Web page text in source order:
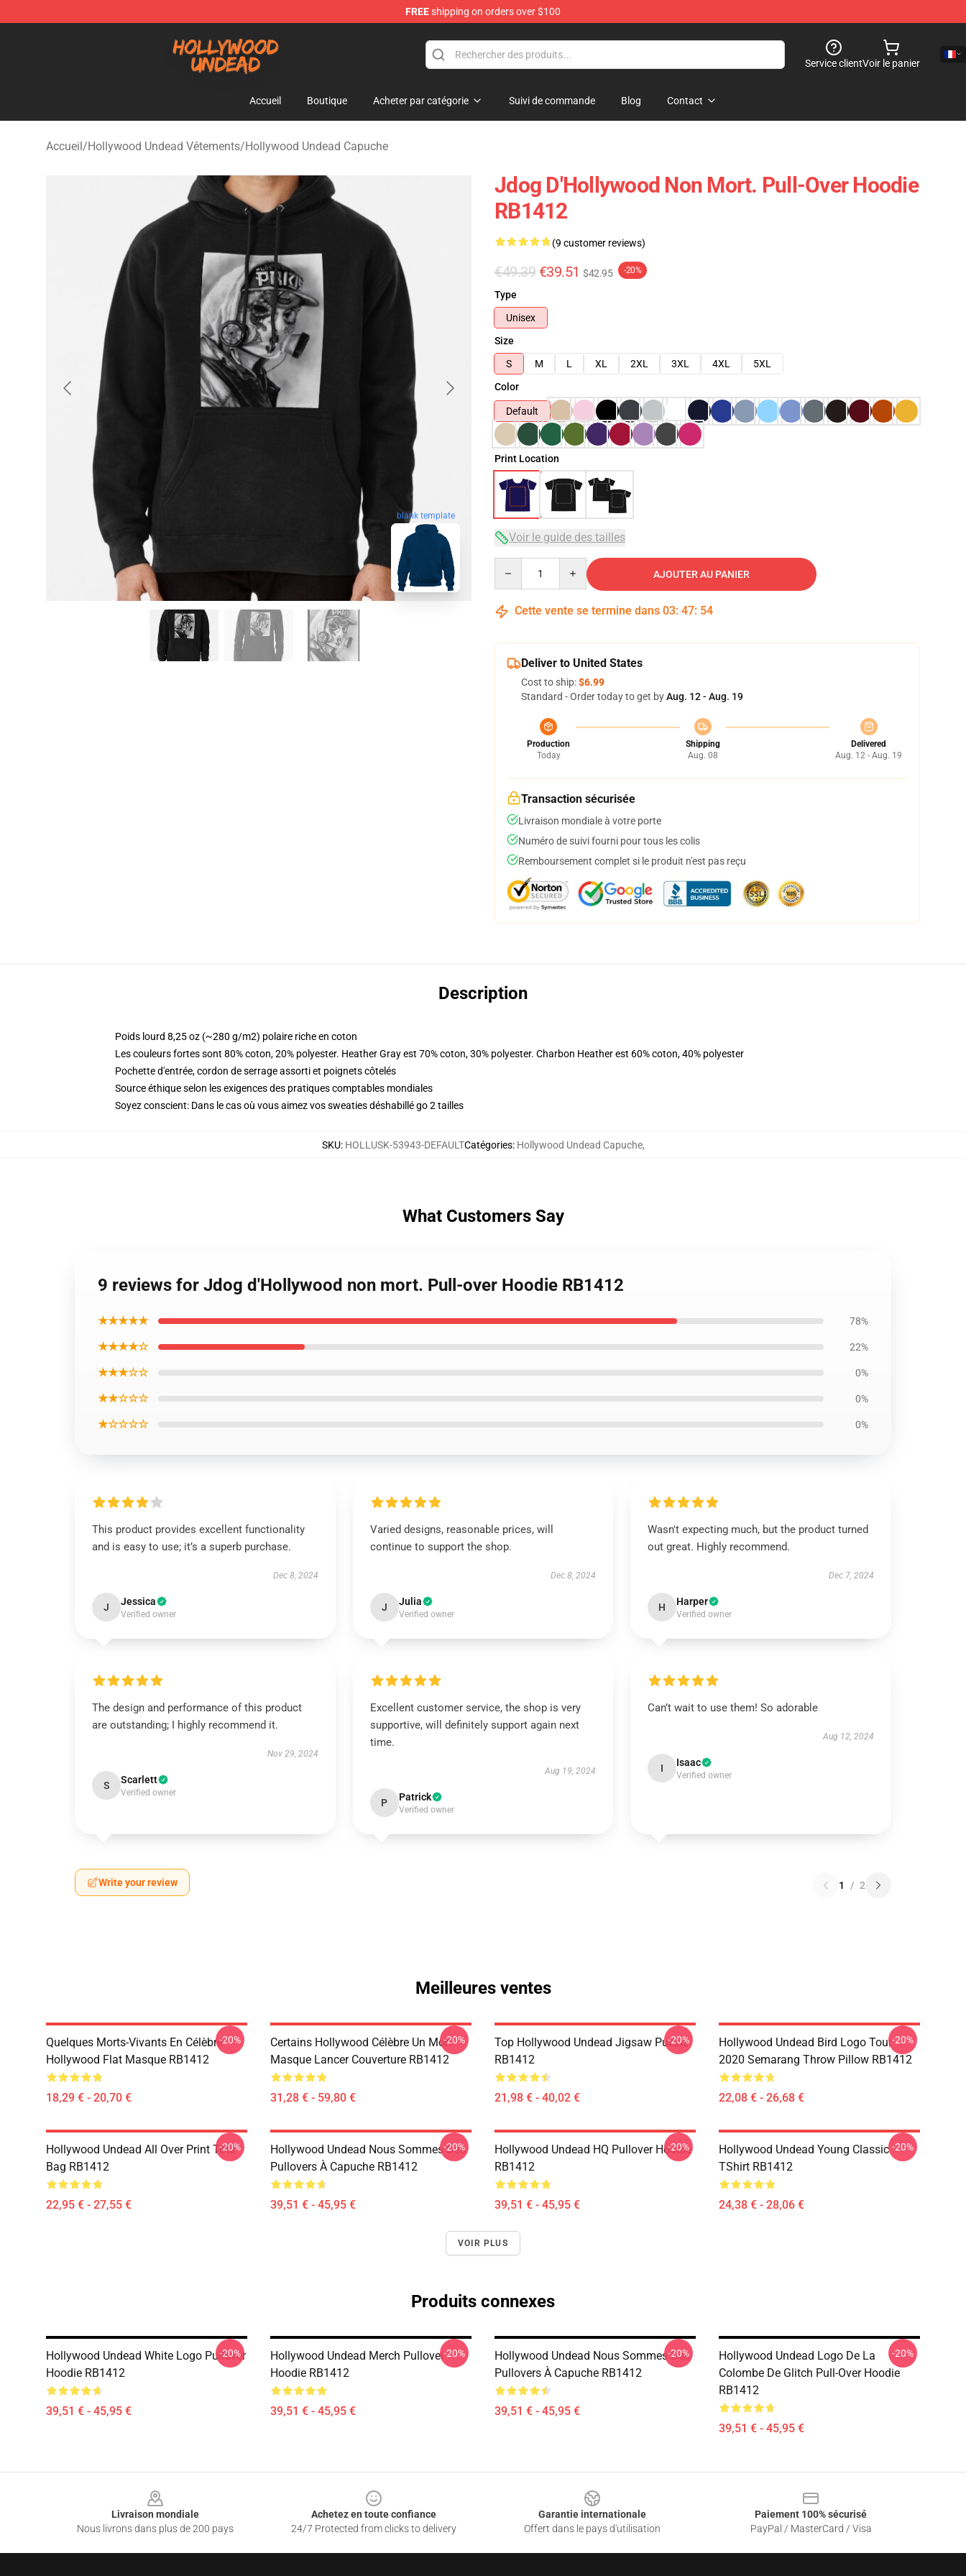
FREEshipping on orders over $100
Service clientVoir le panier
Accueil Boutique Acheter par catégorie Suivi de commande Blog Contact
Accueil/Hollywood Undead Vêtements/Hollywood Undead Capuche
blank template
Jdog D'Hollywood Non Mort. Pull-Over Hoodie
RB1412
(9 customer reviews)
€49.39 €39.51 $42.95 -20%
Type
Unisex
Size
S
M L XL 2XL 3XL 4XL
5XL
Color
Default
Print Location
Voir le guide des tailles
AJOUTER AU PANIER
Cette vente se termine dans 03: 47: 53
Deliver to United States
Cost to ship:$6.99
Standard - Order today to get byAug. 12 - Aug. 19
Production
Today
Shipping
Aug. 08
Delivered
Aug. 12 - Aug. 19
Transaction sécurisée
Livraison mondiale à votre porte
Numéro de suivi fourni pour tous les colis
Remboursement complet si le produit n'est pas reçu
Description
Poids lourd 8,25 oz (~280 g/m2) polaire riche en coton
Les couleurs fortes sont 80% coton, 20% polyester. Heather Gray est 70% coton, 30% polyester. Charbon Heather est 60% coton, 40% polyester
Pochette d'entrée, cordon de serrage assorti et poignets côtelés
Source éthique selon les exigences des pratiques comptables mondiales
Soyez conscient: Dans le cas où vous aimez vos sweaties déshabillé go 2 tailles
SKU: HOLLUSK-53943-DEFAULTCatégories: Hollywood Undead Capuche,
What Customers Say
9 reviews for Jdog d'Hollywood non mort. Pull-over Hoodie RB1412
★★★★★ 78%
★★★★☆ 22%
★★★☆☆ 0%
★★☆☆☆ 0%
★☆☆☆☆ 0%
This product provides excellent functionality
and is easy to use; it’s a superb purchase.
Dec 8, 2024
J Jessica
Verified owner
Varied designs, reasonable prices, will
continue to support the shop.
Dec 8, 2024
J Julia
Verified owner
Wasn't expecting much, but the product turned
out great. Highly recommend.
Dec 7, 2024
H Harper
Verified owner
The design and performance of this product
are outstanding; I highly recommend it.
Nov 29, 2024
S Scarlett
Verified owner
Excellent customer service, the shop is very
supportive, will definitely support again next
time.
Aug 19, 2024
P Patrick
Verified owner
Can’t wait to use them! So adorable
Aug 12, 2024
I Isaac
Verified owner
Write your review 1 / 2
Meilleures ventes
Quelques Morts-Vivants En Célèbre
Hollywood Flat Masque RB1412
18,29 € - 20,70 €
-20%
Certains Hollywood Célèbre Un Mort
Masque Lancer Couverture RB1412
31,28 € - 59,80 €
-20%
Top Hollywood Undead Jigsaw Puzzle
RB1412
21,98 € - 40,02 €
-20%
Hollywood Undead Bird Logo Tour
2020 Semarang Throw Pillow RB1412
22,08 € - 26,68 €
-20%
Hollywood Undead All Over Print Tote
Bag RB1412
22,95 € - 27,55 €
-20%
Hollywood Undead Nous Sommes Des
Pullovers À Capuche RB1412
39,51 € - 45,95 €
-20%
Hollywood Undead HQ Pullover Hoodie
RB1412
39,51 € - 45,95 €
-20%
Hollywood Undead Young Classic
TShirt RB1412
24,38 € - 28,06 €
-20%
VOIR PLUS
Produits connexes
Hollywood Undead White Logo Pullover
Hoodie RB1412
39,51 € - 45,95 €
-20%
Hollywood Undead Merch Pullover
Hoodie RB1412
39,51 € - 45,95 €
-20%
Hollywood Undead Nous Sommes Des
Pullovers À Capuche RB1412
39,51 € - 45,95 €
-20%
Hollywood Undead Logo De La
Colombe De Glitch Pull-Over Hoodie
RB1412
39,51 € - 45,95 €
-20%
Livraison mondiale
Nous livrons dans plus de 200 pays
Achetez en toute confiance
24/7 Protected from clicks to delivery
Garantie internationale
Offert dans le pays d'utilisation
Paiement 100% sécurisé
PayPal / MasterCard / Visa